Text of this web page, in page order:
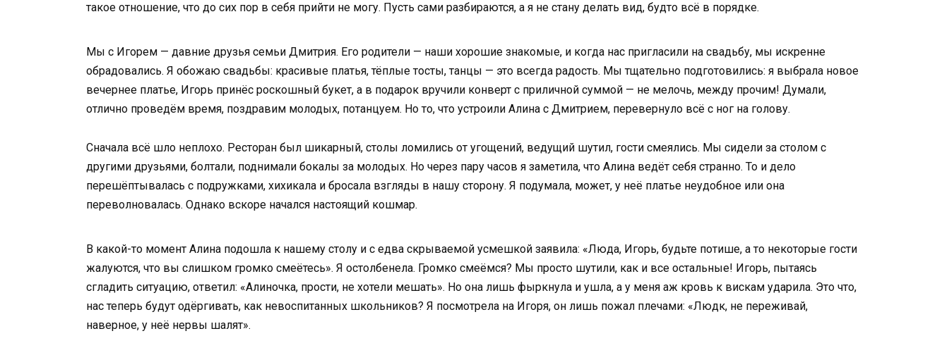
такое отношение, что до сих пор в себя прийти не могу. Пусть сами разбираются, а я не стану делать вид, будто всё в порядке.
Мы с Игорем — давние друзья семьи Дмитрия. Его родители — наши хорошие знакомые, и когда нас пригласили на свадьбу, мы искренне
обрадовались. Я обожаю свадьбы: красивые платья, тёплые тосты, танцы — это всегда радость. Мы тщательно подготовились: я выбрала новое
вечернее платье, Игорь принёс роскошный букет, а в подарок вручили конверт с приличной суммой — не мелочь, между прочим! Думали,
отлично проведём время, поздравим молодых, потанцуем. Но то, что устроили Алина с Дмитрием, перевернуло всё с ног на голову.
Сначала всё шло неплохо. Ресторан был шикарный, столы ломились от угощений, ведущий шутил, гости смеялись. Мы сидели за столом с
другими друзьями, болтали, поднимали бокалы за молодых. Но через пару часов я заметила, что Алина ведёт себя странно. То и дело
перешёптывалась с подружками, хихикала и бросала взгляды в нашу сторону. Я подумала, может, у неё платье неудобное или она
переволновалась. Однако вскоре начался настоящий кошмар.
В какой-то момент Алина подошла к нашему столу и с едва скрываемой усмешкой заявила: «Люда, Игорь, будьте потише, а то некоторые гости
жалуются, что вы слишком громко смеётесь». Я остолбенела. Громко смеёмся? Мы просто шутили, как и все остальные! Игорь, пытаясь
сгладить ситуацию, ответил: «Алиночка, прости, не хотели мешать». Но она лишь фыркнула и ушла, а у меня аж кровь к вискам ударила. Это что,
нас теперь будут одёргивать, как невоспитанных школьников? Я посмотрела на Игоря, он лишь пожал плечами: «Людк, не переживай,
наверное, у неё нервы шалят».